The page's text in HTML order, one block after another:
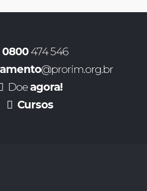
0800474 546
@prorim.org.br
Doe agora!
Cursos